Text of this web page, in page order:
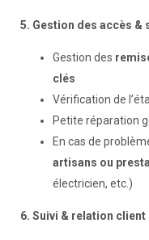
5. Gestion des accès &
Gestion des
clés
Vérification de
Petite réparation
En cas de
artisans ou
électricien, etc.)
6. Suivi & relation client